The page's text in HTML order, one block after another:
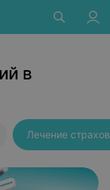
в
Лечение